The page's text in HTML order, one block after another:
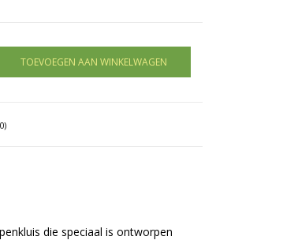
TOEVOEGEN AAN WINKELWAGEN
die speciaal is ontworpen